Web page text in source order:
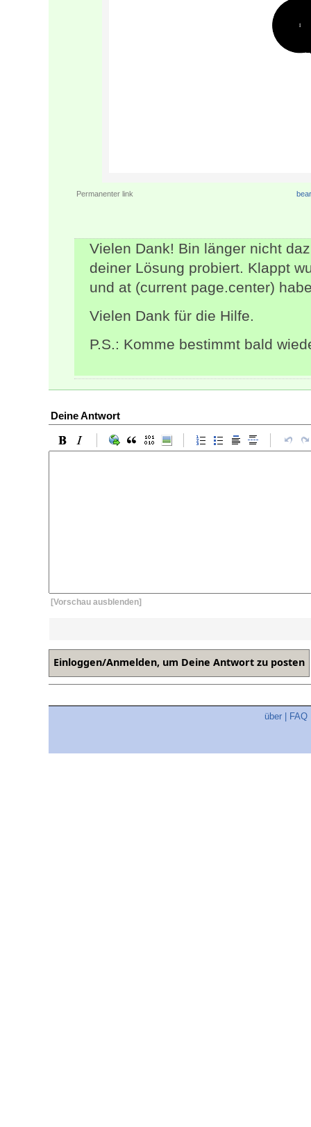
Permanenter link
Vielen Dank! Bin länger nicht
deiner Lösung probiert. Klappt
und at (current page.center)
Vielen Dank für die Hilfe.
P.S.: Komme bestimmt bald
Deine Antwort
[Vorschau ausblenden]
über FAQ